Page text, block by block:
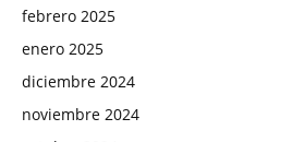
febrero 2025
enero 2025
diciembre 2024
noviembre 2024